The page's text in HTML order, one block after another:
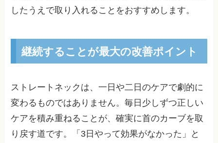
したうえで取り入れることをおすすめします。
継続することが最大の改善ポイント
ストレートネックは、一日や二日のケアで劇的に
変わるものではありません。毎日少しずつ正しい
ケアを積み重ねることが、確実に首のカーブを取
り戻す道です。「3日やって効果がなかった」と